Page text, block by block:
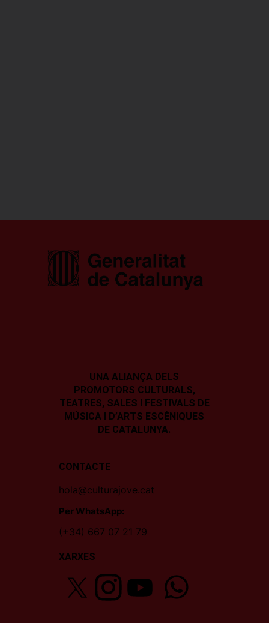
UNA ALIANÇA DELS
PROMOTORS CULTURALS,
TEATRES, SALES I FESTIVALS DE
MÚSICA I D’ARTS ESCÈNIQUES
DE CATALUNYA.
CONTACTE
hola@culturajove.cat
Per WhatsApp:
(+34) 667 07 21 79
XARXES